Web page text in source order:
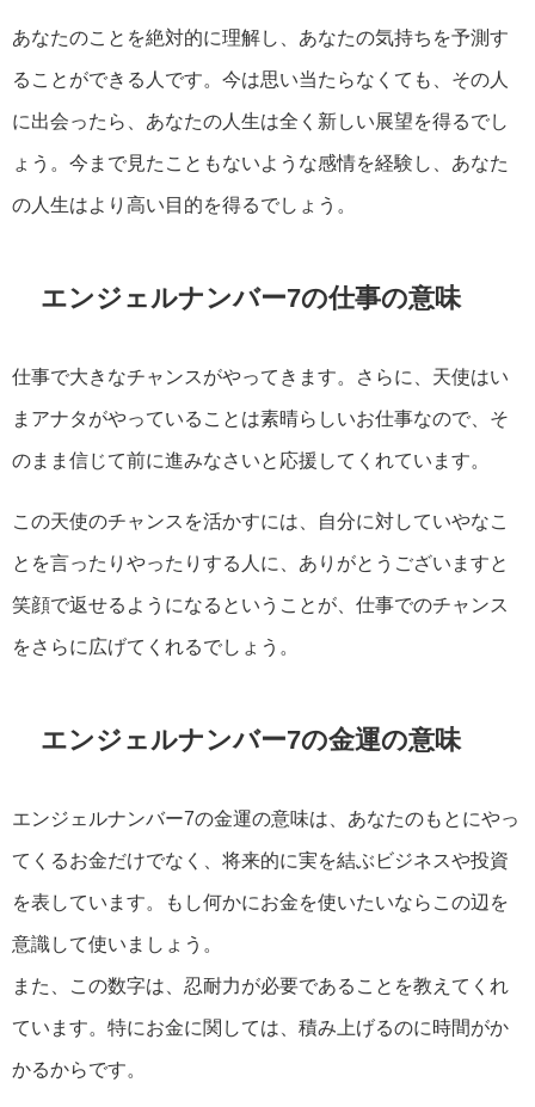
あなたのことを絶対的に理解し、あなたの気持ちを予測す
ることができる人です。今は思い当たらなくても、その人
に出会ったら、あなたの人生は全く新しい展望を得るでし
ょう。今まで見たこともないような感情を経験し、あなた
の人生はより高い目的を得るでしょう。
エンジェルナンバー7の仕事の意味
仕事で大きなチャンスがやってきます。さらに、天使はい
まアナタがやっていることは素晴らしいお仕事なので、そ
のまま信じて前に進みなさいと応援してくれています。
この天使のチャンスを活かすには、自分に対していやなこ
とを言ったりやったりする人に、ありがとうございますと
笑顔で返せるようになるということが、仕事でのチャンス
をさらに広げてくれるでしょう。
エンジェルナンバー7の金運の意味
エンジェルナンバー7の金運の意味は、あなたのもとにやっ
てくるお金だけでなく、将来的に実を結ぶビジネスや投資
を表しています。もし何かにお金を使いたいならこの辺を
意識して使いましょう。
また、この数字は、忍耐力が必要であることを教えてくれ
ています。特にお金に関しては、積み上げるのに時間がか
かるからです。